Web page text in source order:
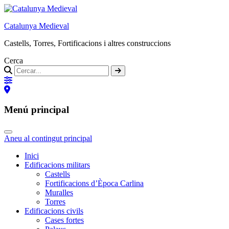
Catalunya Medieval
Castells, Torres, Fortificacions i altres construccions
Cerca
Menú principal
Aneu al contingut principal
Inici
Edificacions militars
Castells
Fortificacions d’Època Carlina
Muralles
Torres
Edificacions civils
Cases fortes